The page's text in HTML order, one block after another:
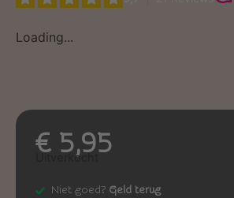
Loading...
€5,95
Uitverkocht
Niet goed? Geld terug